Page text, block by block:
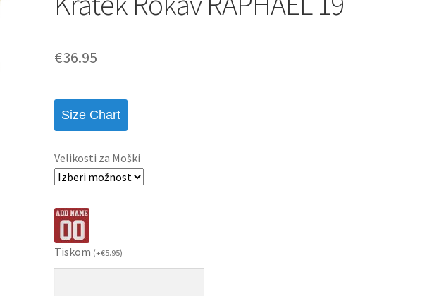
€36.95
Size Chart
Velikosti za Moški
Tiskom (+€5.95)